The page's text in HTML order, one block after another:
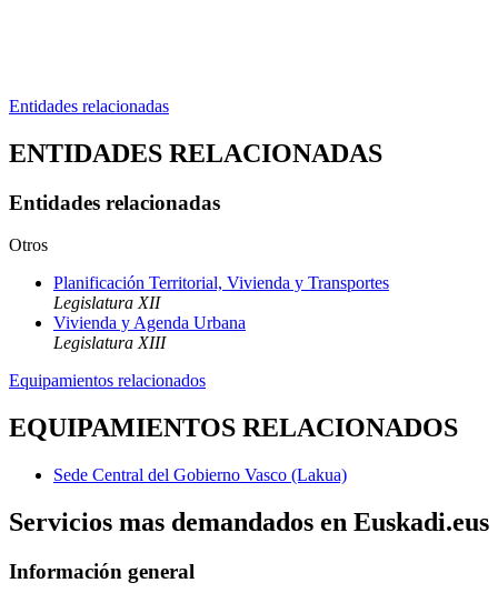
Entidades relacionadas
ENTIDADES RELACIONADAS
Entidades relacionadas
Otros
Planificación Territorial, Vivienda y Transportes
Legislatura XII
Vivienda y Agenda Urbana
Legislatura XIII
Equipamientos relacionados
EQUIPAMIENTOS RELACIONADOS
Sede Central del Gobierno Vasco (Lakua)
Servicios mas demandados en Euskadi.eus
Información general